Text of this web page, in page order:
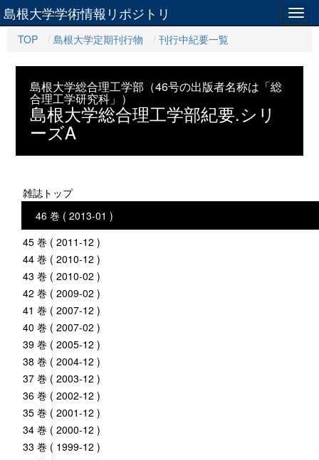
島根大学学術情報リポジトリ
TOP 島根大学定期刊行物 刊行中紀要一覧
島根大学総合理工学部（46号の出版者名称は「総
合理工学研究科」）
島根大学総合理工学部紀要.シリ
ーズA
雑誌トップ
46 巻 ( 2013-01 )
45 巻 ( 2011-12 )
44 巻 ( 2010-12 )
43 巻 ( 2010-02 )
42 巻 ( 2009-02 )
41 巻 ( 2007-12 )
40 巻 ( 2007-02 )
39 巻 ( 2005-12 )
38 巻 ( 2004-12 )
37 巻 ( 2003-12 )
36 巻 ( 2002-12 )
35 巻 ( 2001-12 )
34 巻 ( 2000-12 )
33 巻 ( 1999-12 )